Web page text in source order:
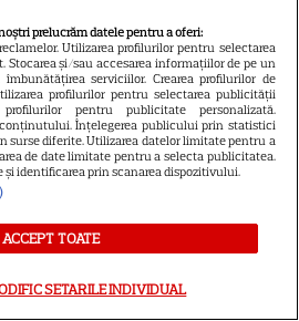
PARTENERI
Câte calorii are pepenele
galben – beneficii și
prelucrăm datele pentru a oferi:
Utilizarea profilurilor pentru selectarea
și/sau accesarea informațiilor de pe un
îmbunătățirea serviciilor. Crearea profilurilor de
profilurilor pentru selectarea publicității
profilurilor pentru publicitate personalizată.
Înțelegerea publicului prin statistici
surse diferite. Utilizarea datelor limitate pentru a
de date limitate pentru a selecta publicitatea.
și identificarea prin scanarea dispozitivului.
ACCEPT TOATE
SETARILE INDIVIDUAL